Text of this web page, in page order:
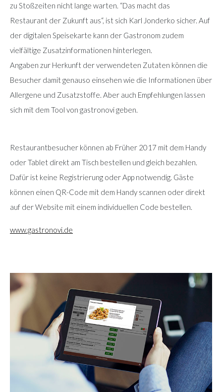
zu Stoßzeiten nicht lange warten. “Das macht das
Restaurant der Zukunft aus“, ist sich Karl Jonderko sicher. Auf
der digitalen Speisekarte kann der Gastronom zudem
vielfältige Zusatzinformationen hinterlegen.
Angaben zur Herkunft der verwendeten Zutaten können die
Besucher damit genauso einsehen wie die Informationen über
Allergene und Zusatzstoffe. Aber auch Empfehlungen lassen
sich mit dem Tool von gastronovi geben.
Restaurantbesucher können ab Früher 2017 mit dem Handy
oder Tablet direkt am Tisch bestellen und gleich bezahlen.
Dafür ist keine Registrierung oder App notwendig. Gäste
können einen QR-Code mit dem Handy scannen oder direkt
auf der Website mit einem individuellen Code bestellen.
www.gastronovi.de